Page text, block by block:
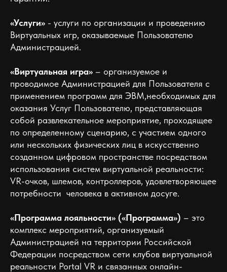
«Услуги» - услуги по организации и проведению
Виртуальных игр, оказываемые Пользователю
Администрацией.
«Виртуальная игра» – организуемое и
проводимое Администрацией для Пользователя с
применением программ для ЭВМ,необходимых для
оказания Услуг Пользователю, представляющая
собой развлекательное мероприятие, проходящее
по определенному сценарию, с участием одного
или нескольких физических лиц в искусственно
созданном цифровом пространстве посредством
использования систем виртуальной реальности:
VR-очков, шлемов, контроллеров, удовлетворяющее
потребности человека в активном досуге.
«Программа лояльности» («Программа») – это
комплекс мероприятий, организуемый
Администрацией на территории Российской
Федерации посредством сети клубов виртуальной
реальности Portal VR и связанных онлайн-